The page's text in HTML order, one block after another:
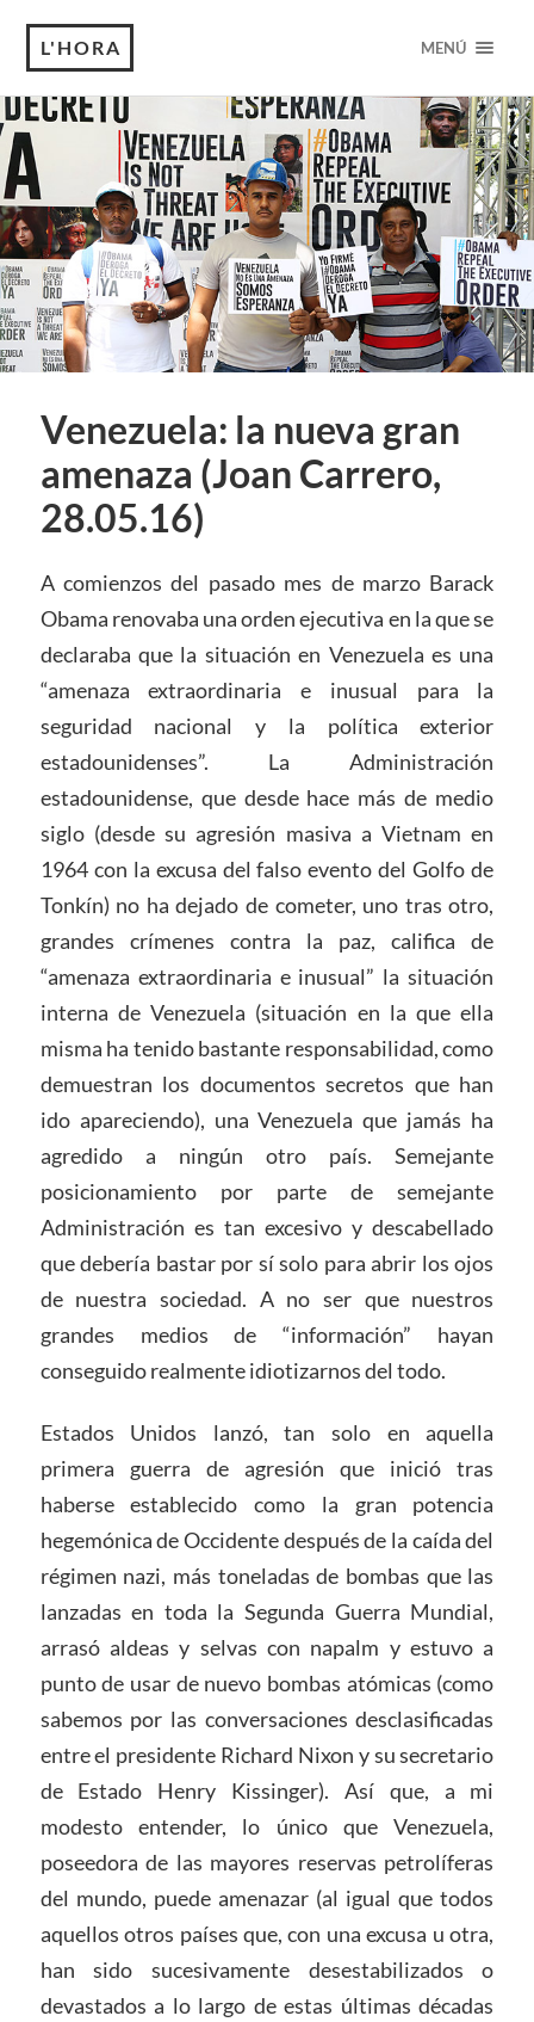
L'HORA MENÚ
Venezuela: la nueva gran
amenaza (Joan Carrero,
28.05.16)
A comienzos del pasado mes de marzo Barack
Obama renovaba una orden ejecutiva en la que se
declaraba que la situación en Venezuela es una
“amenaza extraordinaria e inusual para la
seguridad nacional y la política exterior
estadounidenses”. La Administración
estadounidense, que desde hace más de medio
siglo (desde su agresión masiva a Vietnam en
1964 con la excusa del falso evento del Golfo de
Tonkín) no ha dejado de cometer, uno tras otro,
grandes crímenes contra la paz, califica de
“amenaza extraordinaria e inusual” la situación
interna de Venezuela (situación en la que ella
misma ha tenido bastante responsabilidad, como
demuestran los documentos secretos que han
ido apareciendo), una Venezuela que jamás ha
agredido a ningún otro país. Semejante
posicionamiento por parte de semejante
Administración es tan excesivo y descabellado
que debería bastar por sí solo para abrir los ojos
de nuestra sociedad. A no ser que nuestros
grandes medios de “información” hayan
conseguido realmente idiotizarnos del todo.
Estados Unidos lanzó, tan solo en aquella
primera guerra de agresión que inició tras
haberse establecido como la gran potencia
hegemónica de Occidente después de la caída del
régimen nazi, más toneladas de bombas que las
lanzadas en toda la Segunda Guerra Mundial,
arrasó aldeas y selvas con napalm y estuvo a
punto de usar de nuevo bombas atómicas (como
sabemos por las conversaciones desclasificadas
entre el presidente Richard Nixon y su secretario
de Estado Henry Kissinger). Así que, a mi
modesto entender, lo único que Venezuela,
poseedora de las mayores reservas petrolíferas
del mundo, puede amenazar (al igual que todos
aquellos otros países que, con una excusa u otra,
han sido sucesivamente desestabilizados o
devastados a lo largo de estas últimas décadas